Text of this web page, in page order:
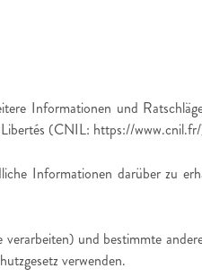
Informationen und
(CNIL: https://
Informationen darüber zu
und bestimmte
verwenden.